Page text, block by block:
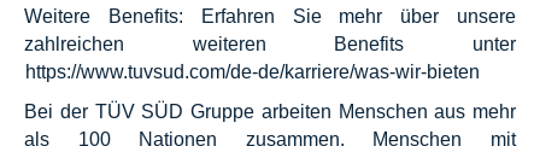
Weitere Benefits: Erfahren Sie mehr über unsere
zahlreichen weiteren Benefits unter
https://www.tuvsud.com/de-de/karriere/was-wir-bieten
Bei der TÜV SÜD Gruppe arbeiten Menschen aus mehr
als 100 Nationen zusammen. Menschen mit